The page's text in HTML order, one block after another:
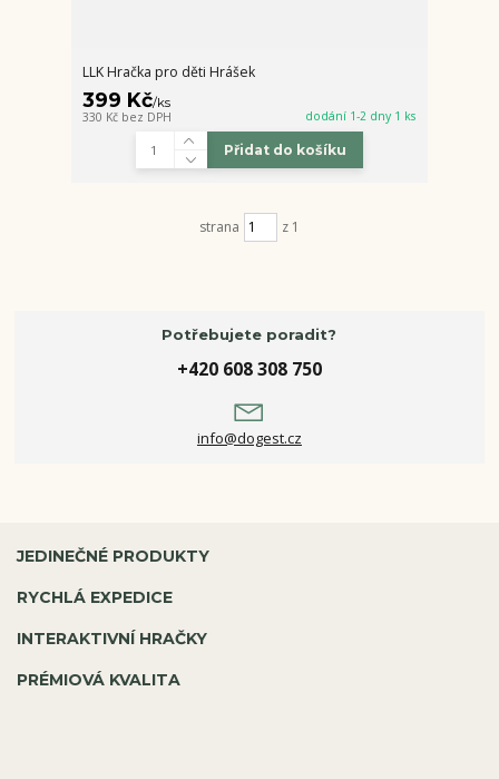
LLK Hračka pro děti Hrášek
399 Kč/ks
330 Kč bez DPH dodání 1-2 dny 1 ks
Přidat do košíku
strana z 1
Potřebujete poradit?
+420 608 308 750
info@dogest.cz
JEDINEČNÉ PRODUKTY
RYCHLÁ EXPEDICE
INTERAKTIVNÍ HRAČKY
PRÉMIOVÁ KVALITA